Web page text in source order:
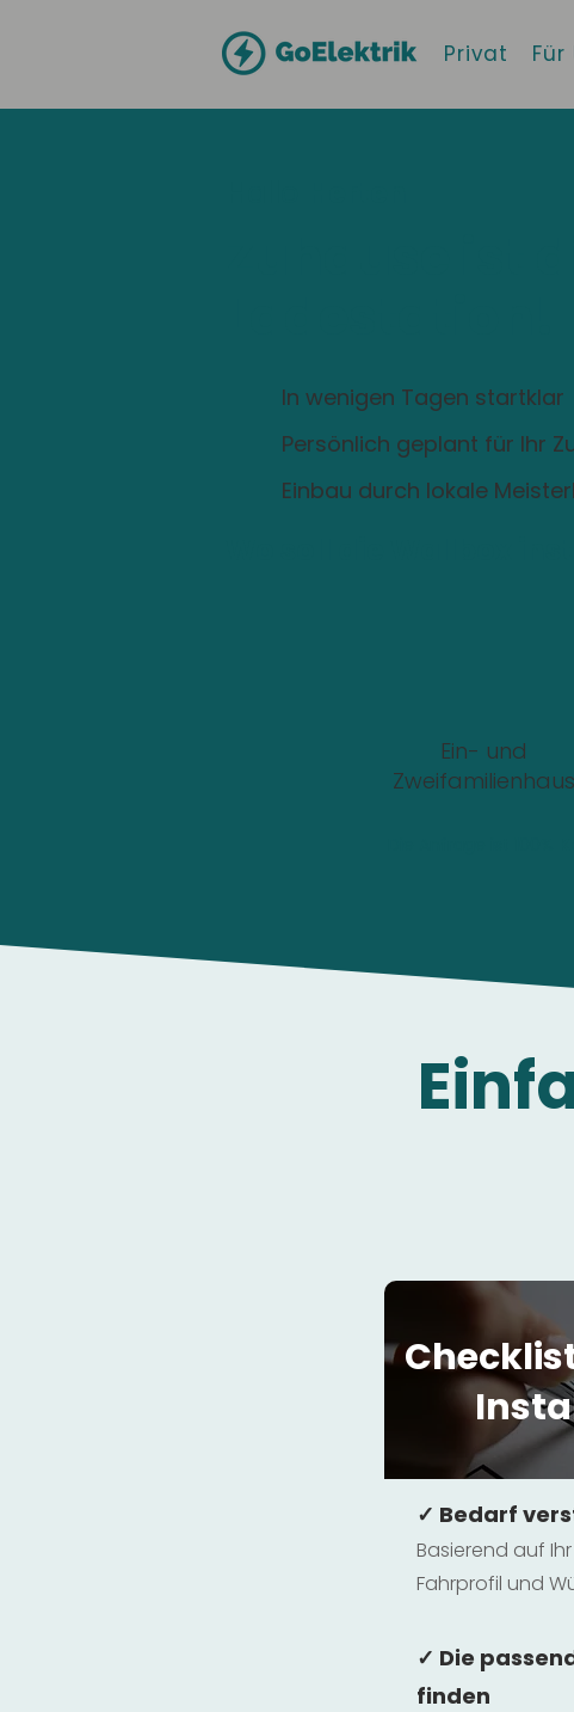
Privat
In wenigen Tagen startklar
Persönlich geplant für Ihr
Einbau durch lokale
Ein- und
Zweifamilienhaus
✓ Bedarf
Basierend auf Ihr
Fahrprofil und
✓ Die
finden